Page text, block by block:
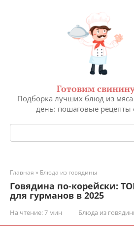
Готовим
Подборка лучших блюд из
день: пошаговые рецепты
Поиск:
Главная » Блюда из говядины
Говядина по-корейски:
для гурманов в 2025
На чтение:7 мин Блюда из